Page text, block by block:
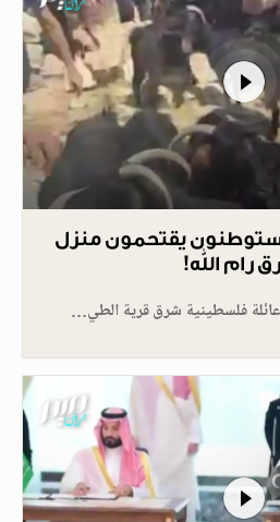
يقتحمون منزل
رام الله!
فلسطينية شرق قرية الطي…